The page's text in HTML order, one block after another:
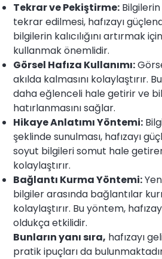
Tekrar ve Pekiştirme:
tekrar edilmesi, hafızayı
bilgilerin kalıcılığını artırmak
kullanmak önemlidir.
Görsel Hafıza Kullanımı:
akılda kalmasını kolaylaştırır.
daha eğlenceli hale getirir ve
hatırlanmasını sağlar.
Hikaye Anlatımı Yöntemi:
şeklinde sunulması, hafızayı
soyut bilgileri somut hale
kolaylaştırır.
Bağlantı Kurma Yöntemi:
bilgiler arasında bağlantılar
kolaylaştırır. Bu yöntem,
oldukça etkilidir.
Bunların yanı sıra, hafızayı
pratik ipuçları da